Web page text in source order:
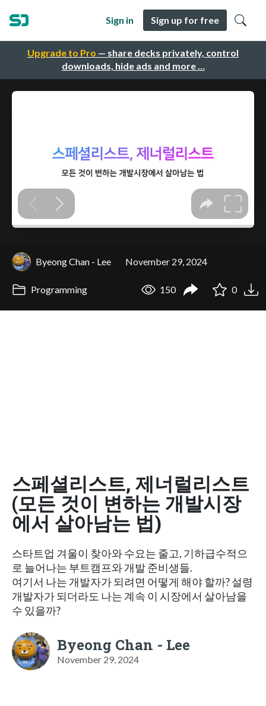
Upgrade to Pro — share decks privately, control
downloads, hide ads and more …
Sign in Sign up for free
Byeong Chan - Lee November 29, 2024
Programming 150 0
스페셜리스트, 제너럴리스트
(모든 것이 변하는 개발시장
에서 살아남는 법)
스타트업 겨울이 찾아와 수요는 줄고, 기하급수적으
로 늘어나는 부트캠프와 개발 준비생들.
여기서 나는 개발자가 되려면 어떻게 해야 할까? 설령
개발자가 되더라도 나는 계속 이 시장에서 살아남을
수 있을까?
Byeong Chan - Lee
November 29, 2024